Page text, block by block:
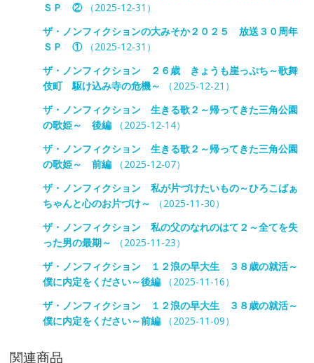
ＳＰ ②（2025-12-31）
ザ・ノンフィクションの大みそか２０２５ 放送３０周年
ＳＰ ①（2025-12-31）
ザ・ノンフィクション ２６歳 きょうも崖っぷち～歌舞
伎町 駆け込み寺の危機～
（2025-12-21）
ザ・ノンフィクション 生きる歌２～帰ってきた三角公園
の歌姫～ 後編（2025-12-14）
ザ・ノンフィクション 生きる歌２～帰ってきた三角公園
の歌姫～ 前編（2025-12-07）
ザ・ノンフィクション 私が片づけたいもの～ひろこばぁ
ちゃんと心のお片づけ～
（2025-11-30）
ザ・ノンフィクション 私の父のなれのはて２～全てを失
った男の最期～
（2025-11-23）
ザ・ノンフィクション １２浪の早大生 ３８歳の就活～
僕に内定をください～後編（2025-11-16）
ザ・ノンフィクション １２浪の早大生 ３８歳の就活～
僕に内定をください～前編（2025-11-09）
関連商品